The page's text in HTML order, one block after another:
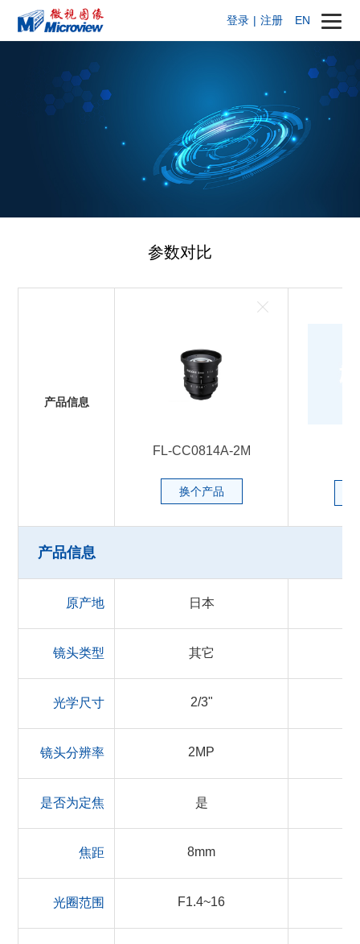
EN
登录 | 注册
参数对比
产品信息
FL-CC0814A-2M
换个产品
产品信息
原产地
镜头类型
光学尺寸
镜头分辨率
是否为定焦
焦距
光圈范围
日本
其它
2/3"
2MP
是
8mm
F1.4~16